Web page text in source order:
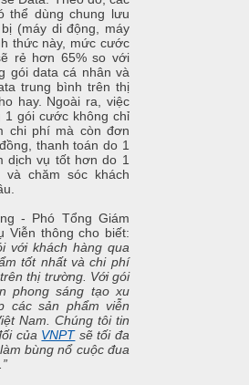
thể dùng chung lưu
(máy di động, máy
thức này, mức cước
rẻ hơn 65% so với
gói data cá nhân và
trung bình trên thị
hay. Ngoài ra, việc
1 gói cước không chỉ
chi phí mà còn đơn
thanh toán do 1
dịch vụ tốt hơn do 1
chăm sóc khách
- Phó Tổng Giám
Viễn thông cho biết:
với khách hàng qua
tốt nhất và chi phí
thị trường. Với gói
phong sáng tạo xu
các sản phẩm viễn
Nam. Chúng tôi tin
của VNPTsẽ tối đa
bùng nổ cuộc đua